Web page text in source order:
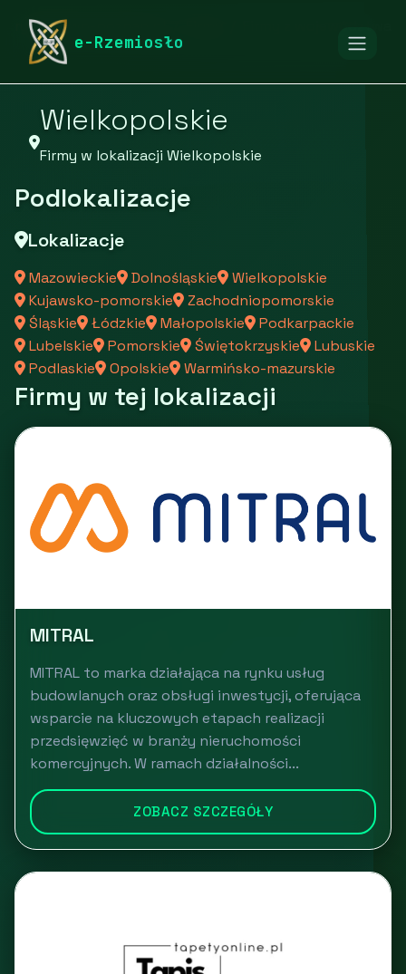
e-Rzemiosło
rymarstwo-poznan.pl
Wielkopolskie
Firmy w lokalizacji Wielkopolskie
Podlokalizacje
Lokalizacje
Mazowieckie Dolnośląskie
Wielkopolskie
Kujawsko-pomorskie
Zachodniopomorskie
Śląskie
Łódzkie Małopolskie
Podkarpackie
Lubelskie
Pomorskie Świętokrzyskie
Lubuskie
Podlaskie
Opolskie Warmińsko-mazurskie
Firmy w tej lokalizacji
MITRAL
MITRAL to marka działająca na rynku usług
budowlanych oraz obsługi inwestycji, oferująca
wsparcie na kluczowych etapach realizacji
przedsięwzięć w branży nieruchomości
komercyjnych. W ramach działalności...
ZOBACZ SZCZEGÓŁY